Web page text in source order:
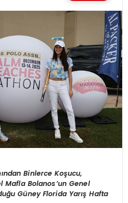
Binlerce Koşucu,
Mafla Bolanos’un Genel
Güney Florida Yarış Hafta